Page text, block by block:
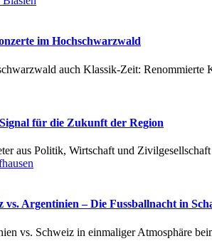
im Hochschwarzwald
auch Klassik-Zeit:
für die Zukunft der Region
aus Politik, Wirtschaft und
vs. Argentinien – Die Fussballnacht in
vs. Schweiz in einmaliger Atmosphäre